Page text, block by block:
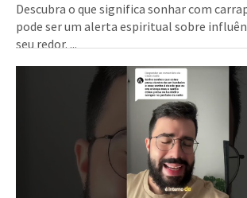
Descubra o que significa sonhar com
pode ser um alerta espiritual sobre
seu redor. ...